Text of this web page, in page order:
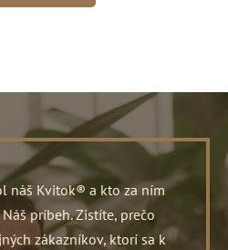
náš Kvitok® a kto za ním
príbeh. Zistíte, prečo
zákazníkov, ktorí sa k